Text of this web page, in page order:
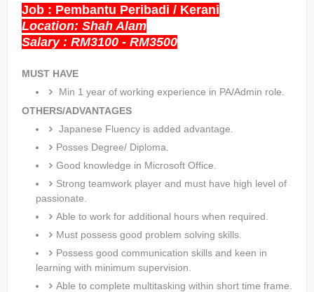
Job : Pembantu Peribadi / Kerani
Location: Shah Alam
Salary : RM3100 - RM3500
MUST HAVE
Min 1 year of working experience in PA/Admin role.
OTHERS/ADVANTAGES
Japanese Fluency is added advantage.
Posses Degree/ Diploma.
Good knowledge in Microsoft Office.
Strong teamwork player and must have high level of
passionate.
Able to work for additional hours when required.
Must possess good problem solving skills.
Possess good communication skills and keen in
learning with minimum supervision.
Able to complete multitasking within short time frame.